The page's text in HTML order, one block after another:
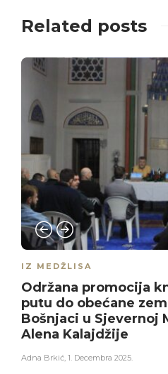
Related posts
IZ MEDŽLISA
Održana promocija
putu do obećane
Bošnjaci u Sjevernoj
Alena Kalajdžije
Adna Brkić, 1. Decembra 2025.